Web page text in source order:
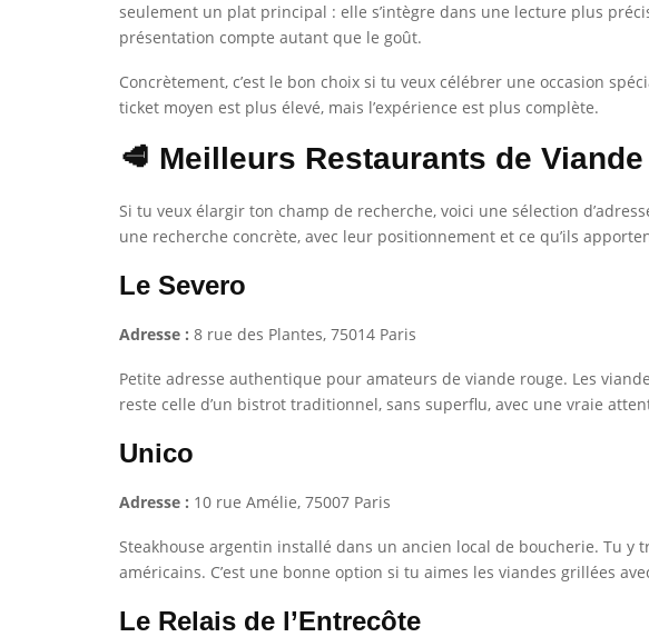
seulement un plat principal : elle s’intègre dans une lecture plus
présentation compte autant que le goût.
Concrètement, c’est le bon choix si tu veux célébrer une occasion
ticket moyen est plus élevé, mais l’expérience est plus complète.
🥩 Meilleurs Restaurants de
Si tu veux élargir ton champ de recherche, voici une sélection
une recherche concrète, avec leur positionnement et ce qu’ils
Le Severo
Adresse : 8 rue des Plantes, 75014 Paris
Petite adresse authentique pour amateurs de viande rouge. Les
reste celle d’un bistrot traditionnel, sans superflu, avec une vraie
Unico
Adresse : 10 rue Amélie, 75007 Paris
Steakhouse argentin installé dans un ancien local de boucherie. Tu
américains. C’est une bonne option si tu aimes les viandes grillées
Le Relais de l’Entrecôte